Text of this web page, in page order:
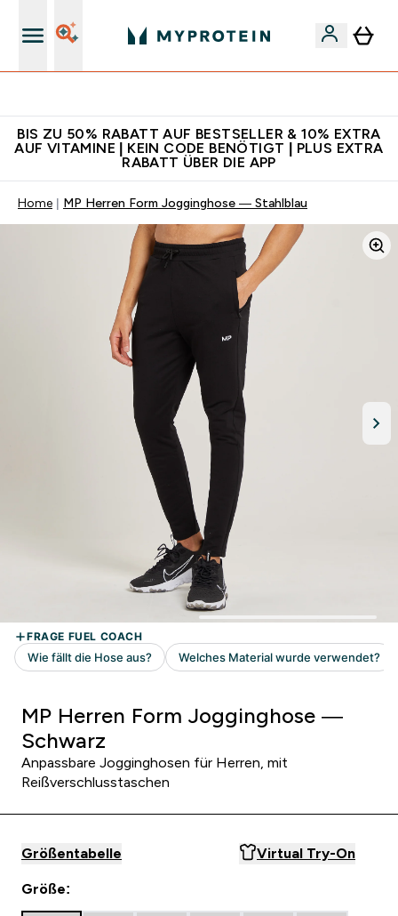
BIS ZU 50% RABATT AUF BESTSELLER & 10% EXTRA
AUF VITAMINE | KEIN CODE BENÖTIGT | PLUS EXTRA
RABATT ÜBER DIE APP
Home MP Herren Form Jogginghose — Stahlblau
MP Herren Form Jogginghose —
Schwarz
Anpassbare Jogginghosen für Herren, mit
Reißverschlusstaschen
Größentabelle Virtual Try-On
Größe: